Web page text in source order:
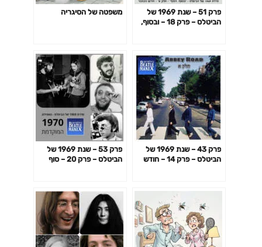
פרק 51 – שנת 1969 של
הביטלס – פרק 18 – ובסוף,
משפטה של הסיגריה
פרק 43 – שנת 1969 של
הביטלס – פרק 14 – חודש
פרק 53 – שנת 1969 של
הביטלס – פרק 20 – סוף